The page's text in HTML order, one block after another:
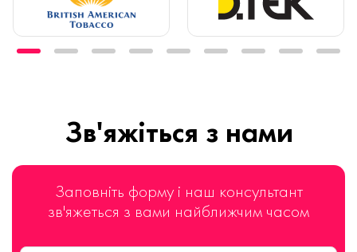
Зв'яжіться з нами
Заповніть форму і наш консультант
зв'яжеться з вами найближчим часом